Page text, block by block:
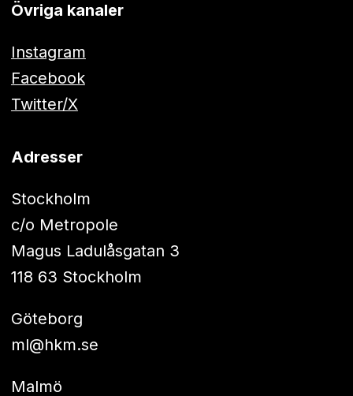
Övriga kanaler
Instagram
Facebook
Twitter/X
Adresser
Stockholm
c/o Metropole
Magus Ladulåsgatan 3
118 63 Stockholm
Göteborg
ml@hkm.se
Malmö